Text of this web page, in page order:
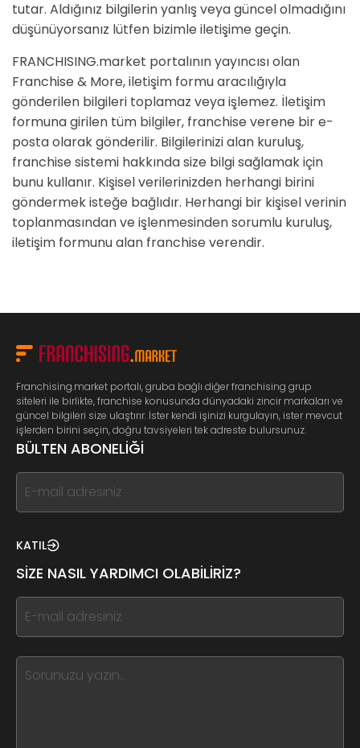
tutar. Aldığınız bilgilerin yanlış veya güncel olmadığını
düşünüyorsanız lütfen bizimle iletişime geçin.
FRANCHISING.market portalının yayıncısı olan
Franchise & More, iletişim formu aracılığıyla
gönderilen bilgileri toplamaz veya işlemez. İletişim
formuna girilen tüm bilgiler, franchise verene bir e-
posta olarak gönderilir. Bilgilerinizi alan kuruluş,
franchise sistemi hakkında size bilgi sağlamak için
bunu kullanır. Kişisel verilerinizden herhangi birini
göndermek isteğe bağlıdır. Herhangi bir kişisel verinin
toplanmasından ve işlenmesinden sorumlu kuruluş,
iletişim formunu alan franchise verendir.
Franchising.market portalı, gruba bağlı diğer franchising grup
siteleri ile birlikte, franchise konusunda dünyadaki zincir markaları ve
güncel bilgileri size ulaştırır. İster kendi işinizi kurgulayın, ister mevcut
işlerden birini seçin, doğru tavsiyeleri tek adreste bulursunuz.
BÜLTEN ABONELİĞİ
If
you
this,
leave
this
form
field
blank
KATIL
SİZE NASIL YARDIMCI OLABİLİRİZ?
If
you
this,
leave